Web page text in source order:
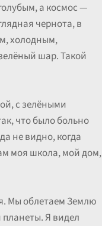
а космос —
чернота, в
холодным,
шар. Такой
с зелёными
что было больно
не видно, когда
моя школа, мой дом,
Мы облетаем Землю
Я видел